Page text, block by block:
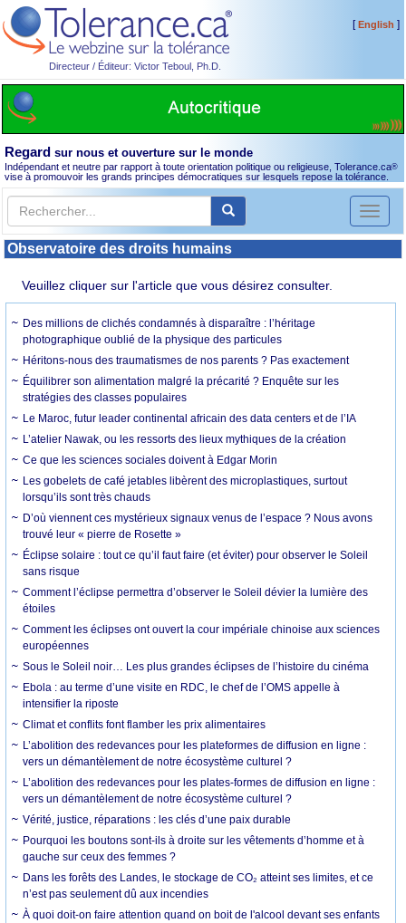
Directeur / Éditeur: Victor Teboul, Ph.D.
[English ]
Regard sur nous et ouverture sur le monde
Indépendant et neutre par rapport à toute orientation politique ou religieuse, Tolerance.ca®
vise à promouvoir les grands principes démocratiques sur lesquels repose la tolérance.
Toggle
Observatoire des droits humains
Veuillez cliquer sur l'article que vous désirez consulter.
Des millions de clichés condamnés à disparaître : l’héritage
photographique oublié de la physique des particules
Héritons-nous des traumatismes de nos parents ? Pas exactement
Équilibrer son alimentation malgré la précarité ? Enquête sur les
stratégies des classes populaires
Le Maroc, futur leader continental africain des data centers et de l’IA
L’atelier Nawak, ou les ressorts des lieux mythiques de la création
Ce que les sciences sociales doivent à Edgar Morin
Les gobelets de café jetables libèrent des microplastiques, surtout
lorsqu’ils sont très chauds
D’où viennent ces mystérieux signaux venus de l’espace ? Nous avons
trouvé leur « pierre de Rosette »
Éclipse solaire : tout ce qu’il faut faire (et éviter) pour observer le Soleil
sans risque
Comment l’éclipse permettra d’observer le Soleil dévier la lumière des
étoiles
Comment les éclipses ont ouvert la cour impériale chinoise aux sciences
européennes
Sous le Soleil noir… Les plus grandes éclipses de l’histoire du cinéma
Ebola : au terme d’une visite en RDC, le chef de l’OMS appelle à
intensifier la riposte
Climat et conflits font flamber les prix alimentaires
L’abolition des redevances pour les plateformes de diffusion en ligne :
vers un démantèlement de notre écosystème culturel ?
L’abolition des redevances pour les plates-formes de diffusion en ligne :
vers un démantèlement de notre écosystème culturel ?
Vérité, justice, réparations : les clés d’une paix durable
Pourquoi les boutons sont-ils à droite sur les vêtements d’homme et à
gauche sur ceux des femmes ?
Dans les forêts des Landes, le stockage de CO₂ atteint ses limites, et ce
n’est pas seulement dû aux incendies
À quoi doit-on faire attention quand on boit de l'alcool devant ses enfants